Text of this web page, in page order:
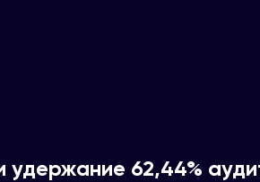
удержание 62,44%